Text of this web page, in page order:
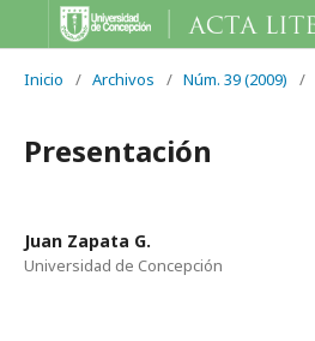
Inicio / Archivos / Núm. 39 (2009) /
Presentación
Juan Zapata G.
Universidad de Concepción